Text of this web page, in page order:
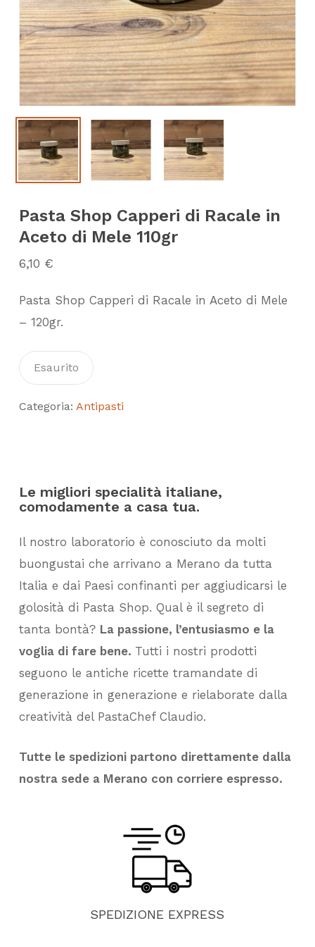
Pasta Shop Capperi di Racale in
Aceto di Mele 110gr
6,10 €
Pasta Shop Capperi di Racale in Aceto di Mele
– 120gr.
Esaurito
Categoria: Antipasti
Le migliori specialità italiane,
comodamente a casa tua.
Il nostro laboratorio è conosciuto da molti
buongustai che arrivano a Merano da tutta
Italia e dai Paesi confinanti per aggiudicarsi le
golosità di Pasta Shop. Qual è il segreto di
tanta bontà? La passione, l’entusiasmo e la
voglia di fare bene. Tutti i nostri prodotti
seguono le antiche ricette tramandate di
generazione in generazione e rielaborate dalla
creatività del PastaChef Claudio.
Tutte le spedizioni partono direttamente dalla
nostra sede a Merano con corriere espresso.
SPEDIZIONE EXPRESS